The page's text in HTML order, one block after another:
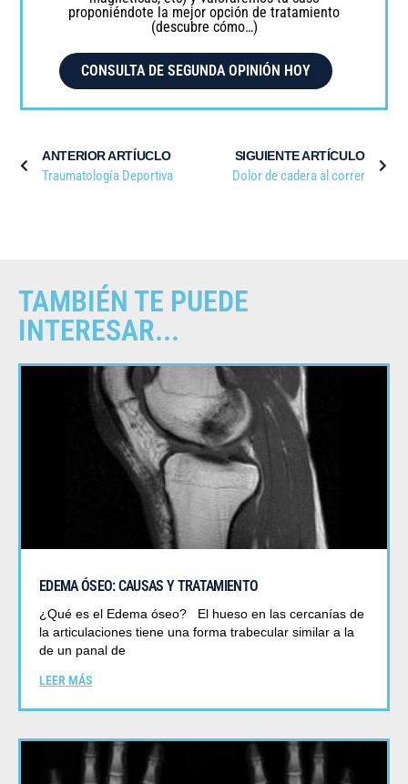
proponiéndote la mejor opción de tratamiento
(descubre cómo…)
CONSULTA DE SEGUNDA OPINIÓN HOY
ANTERIOR ARTÍUCLO
Traumatología Deportiva
SIGUIENTE ARTÍCULO
Dolor de cadera al correr
TAMBIÉN TE PUEDE
INTERESAR...
EDEMA ÓSEO: CAUSAS Y TRATAMIENTO
¿Qué es el Edema óseo? El hueso en las cercanías de
la articulaciones tiene una forma trabecular similar a la
de un panal de
LEER MÁS